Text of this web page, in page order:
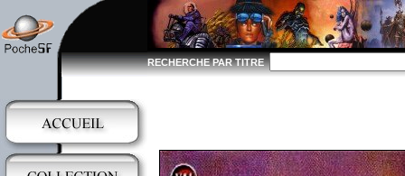
RECHERCHE PAR TITRE